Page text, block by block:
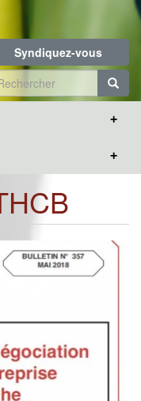
Syndiquez-vous